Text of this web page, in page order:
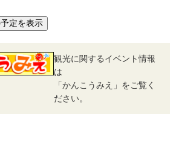
定を表示
観光に関するイベント情報
は
「かんこうみえ」をご覧く
ださい。